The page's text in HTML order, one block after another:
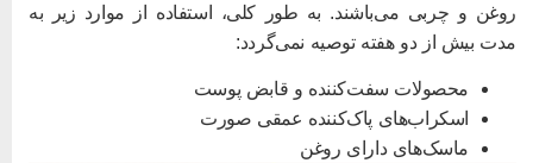
و چربی می‌باشند. به طور کلی، استفاده از موارد زیر به
بیش از دو هفته توصیه نمی‌گردد:
محصولات سفت‌کننده و قابض پوست
اسکراب‌های پاک‌کننده عمقی صورت
ماسک‌های دارای روغن